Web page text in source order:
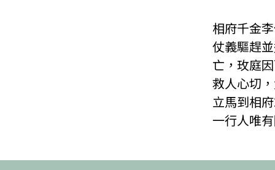
相府千金
仗義驅趕
亡，玫庭
救人心切
立馬到相
一行人唯